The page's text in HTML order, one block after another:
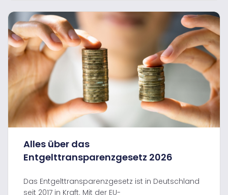
Alles über das
Entgelttransparenzgesetz 2026
Das Entgelttransparenzgesetz ist in Deutschland
seit 2017 in Kraft. Mit der EU-